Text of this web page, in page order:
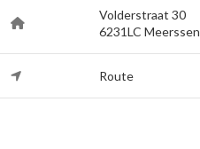
Volderstraat 30
6231LC Meerssen
Route